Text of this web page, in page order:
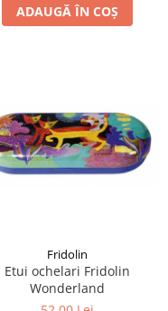
ADAUGĂ ÎN COȘ
Fridolin
Etui ochelari Fridolin
Wonderland